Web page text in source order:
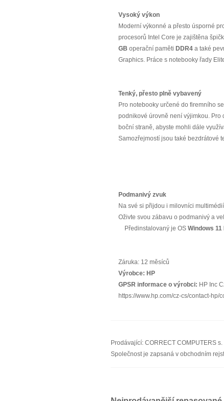
Vysoký výkon
Moderní výkonné a přesto úsporné
procesorů Intel Core je zajištěna
GB operační paměti DDR4 a také
Graphics. Práce s notebooky řady
Tenký, přesto plně vybavený
Pro notebooky určené do firemního
podnikové úrovně není výjimkou.
boční straně, abyste mohli dále
Samozřejmostí jsou také bezdrátové
Podmanivý zvuk
Na své si přijdou i milovníci
Oživte svou zábavu o podmanivý a
Předinstalovaný je OS Windows 11
Záruka: 12 měsíců
Výrobce: HP
GPSR informace o výrobci: HP Inc
https://www.hp.com/cz-cs/contact-hp/
Prodávající: CORRECT COMPUTERS
Společnost je zapsaná v obchodním